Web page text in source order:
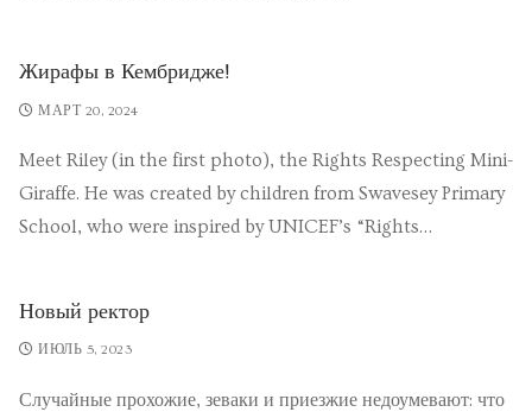
Жирафы в Кембридже!
МАРТ 20, 2024
Meet Riley (in the first photo), the Rights Respecting Mini-
Giraffe. He was created by children from Swavesey Primary
School, who were inspired by UNICEF’s “Rights…
Новый ректор
ИЮЛЬ 5, 2023
Случайные прохожие, зеваки и приезжие недоумевают: что